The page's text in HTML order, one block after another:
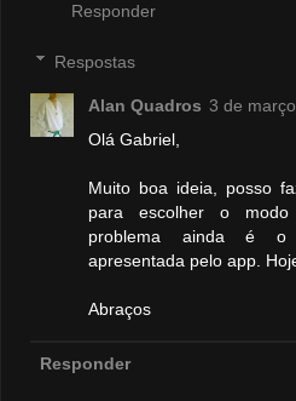
Responder
Respostas
Alan Quadros 3 de
Olá Gabriel,
Muito boa ideia, posso
para escolher o
problema ainda é o
apresentada pelo app.
Abraços
Responder